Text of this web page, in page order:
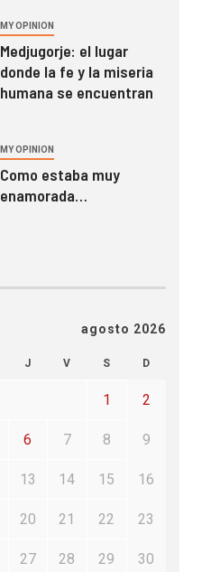
MY OPINION
Medjugorje: el lugar
donde la fe y la miseria
humana se encuentran
MY OPINION
Como estaba muy
enamorada…
agosto 2026
J V S D
1 2
6 7 8 9
13 14 15 16
20 21 22 23
27 28 29 30